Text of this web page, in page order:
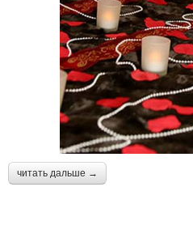
Цвета для кухни
читать дальше →